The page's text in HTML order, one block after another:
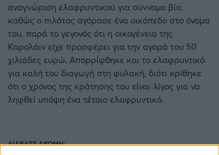
αναγνώριση ελαφρυντικού για σύννομο βίο,
καθώς ο πιλότος αγόρασε ένα οικόπεδο στο όνομα
του, παρά το γεγονός ότι η οικογένεια της
Καρολάιν είχε προσφέρει για την αγορά του 50
χιλιάδες ευρώ. Απορρίφθηκε και το ελαφρυντικό
για καλή του διαγωγή στη φυλακή, διότι κρίθηκε
ότι ο χρόνος της κράτησης του είναι λίγος για να
ληφθεί υπόψη ένα τέτοιο ελαφρυντικό.
ΔΙΑΒΑΣΕ ΑΚΟΜΗ: